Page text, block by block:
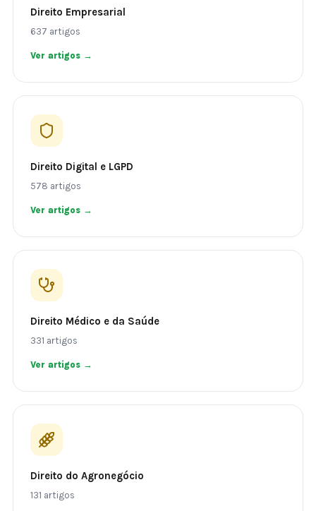
Direito Empresarial
637 artigos
Ver artigos →
Direito Digital e LGPD
578 artigos
Ver artigos →
Direito Médico e da Saúde
331 artigos
Ver artigos →
Direito do Agronegócio
131 artigos